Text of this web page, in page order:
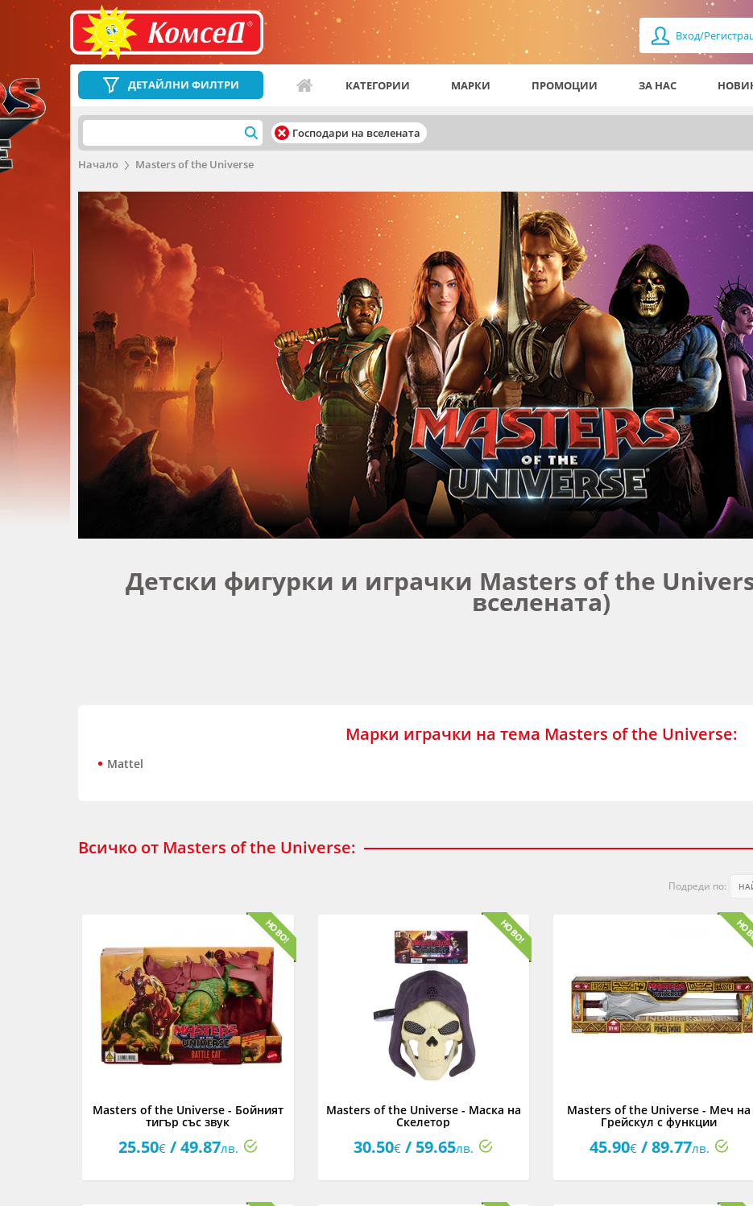
Вход/
ДЕТАЙЛНИ ФИЛТРИ КАТЕГОРИИ МАРКИ ПРОМОЦИИ ЗА НАС
Господари на вселената
Начало Masters of the Universe
Детски фигурки и играчки Masters of the
вселената)
Марки играчки на тема Masters of the Universe:
Mattel
Всичко от Masters of the Universe:
Подреди по:
Masters of the Universe - Бойният
тигър със звук
25.50€/ 49.87лв.
Masters of the Universe - Маска на
Скелетор
30.50€ / 59.65лв.
Masters of the Universe - Меч на
Грейскул с функции
45.90€/ 89.77лв.